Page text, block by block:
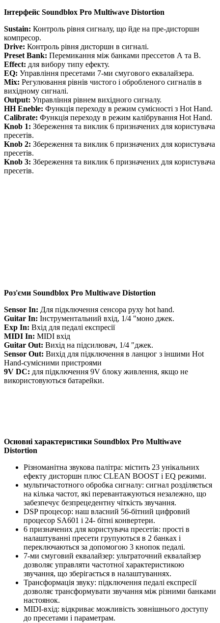
Інтерфейс Soundblox Pro Multiwave Distortion
Sustain: Контроль рівня сигналу, що йде на пре-дисторшн
компресор.
Drive: Контроль рівня дисторшн в сигналі.
Preset Bank: Перемикання між банками прессетов А та В.
Effect: для вибору типу ефекту.
EQ: Управління пресетами 7-ми смугового еквалайзера.
Mix: Регулювання рівнів чистого і обробленого сигналів в
вихідному сигналі.
Output: Управління рівнем вихідного сигналу.
HH Eneble: Функція переходу в режим сумісності з Hot Hand.
Calibrate: Функція переходу в режим калібрування Hot Hand.
Knob 1: Збереження та виклик 6 призначених для користувача
пресетів.
Knob 2: Збереження та виклик 6 призначених для користувача
пресетів.
Knob 3: Збереження та виклик 6 призначених для користувача
пресетів.
Роз'єми Soundblox Pro Multiwave Distortion
Sensor In: Для підключення сенсора руху hot hand.
Guitar In: Інструментальний вхід, 1/4 "моно джек.
Exp In: Вхід для педалі експресії
MIDI In: MIDI вхід
Guitar Out: Вихід на підсилювач, 1/4 "джек.
Sensor Out: Вихід для підключення в ланцюг з іншими Hot
Hand-сумісними пристроями
9V DC: для підключення 9V блоку живлення, якщо не
використовуються батарейки.
Основні характеристики Soundblox Pro Multiwave
Distortion
Різноманітна звукова палітра: містить 23 унікальних
ефекту дисторшн плюс CLEAN BOOST і EQ режими.
мультичастотного обробка сигналу: сигнал розділяється
на кілька частот, які перевантажуються незалежно, що
забезпечує безпрецедентну чіткість звучання.
DSP процесор: наш власний 56-бітний цифровий
процесор SA601 і 24- бітні конвертери.
6 призначених для користувача пресетів: прості в
налаштуванні пресети групуються в 2 банках і
переключаються за допомогою 3 кнопок педалі.
7-ми смуговий еквалайзер: ультраточний еквалайзер
дозволяє управляти частотної характеристикою
звучання, що зберігається в налаштуваннях.
Трансформація звуку: підключення педалі експресії
дозволяє трансформувати звучання між різними банками
настоянок.
MIDI-вхід: відкриває можливість зовнішнього доступу
до пресетами і параметрам.